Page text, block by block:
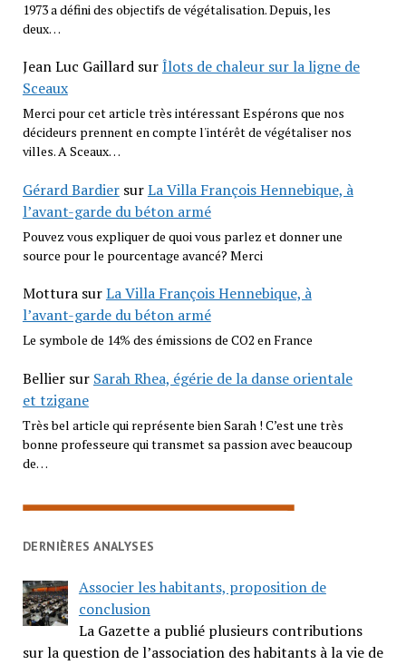
1973 a défini des objectifs de végétalisation. Depuis, les
deux…
Jean Luc GaillardsurÎlots de chaleur sur la ligne de
Sceaux
Merci pour cet article très intéressant Espérons que nos
décideurs prennent en compte l'intérêt de végétaliser nos
villes. A Sceaux…
Gérard BardiersurLa Villa François Hennebique, à
l’avant-garde du béton armé
Pouvez vous expliquer de quoi vous parlez et donner une
source pour le pourcentage avancé? Merci
MotturasurLa Villa François Hennebique, à
l’avant-garde du béton armé
Le symbole de 14% des émissions de CO2 en France
Belliersur Sarah Rhea, égérie de la danse orientale
et tzigane
Très bel article qui représente bien Sarah ! C’est une très
bonne professeure qui transmet sa passion avec beaucoup
de…
DERNIÈRES ANALYSES
Associer les habitants, proposition de
conclusion
La Gazette a publié plusieurs contributions
sur la question de l’association des habitants à la vie de